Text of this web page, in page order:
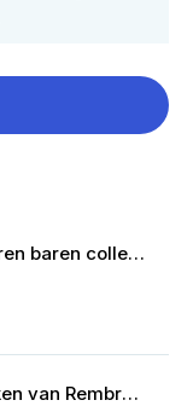
Franklin Mint set zilveren baren collectie van de mooiste zeilschepen
Grootste meesterwerken van Rembrandt in zilver